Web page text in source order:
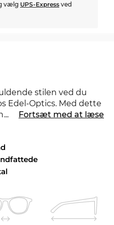
vælg UPS-Express ved
stilen ved du
Edel-Optics. Med dette
du er undervejs og
57 mm. Med retur-
stiller til rådighed, kan
hvis de ikke
i flere styles fra
tiltil mænd . Med dets
... Fortsæt med at læse